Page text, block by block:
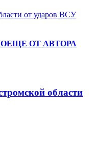
от ударов ВСУ
ЕЩЕ ОТ АВТОРА
области